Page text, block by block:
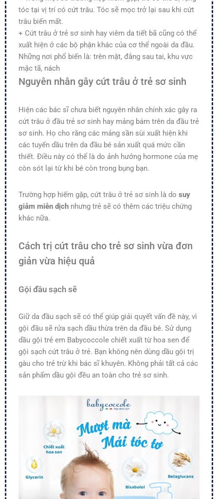
tóc tại vị trí có cứt trâu. Tóc sẽ mọc trở lại sau khi cứt
trâu biến mất.
+ Cứt trâu ở trẻ sơ sinh hay viêm da tiết bã cũng có thể
xuất hiện ở các bộ phận khác của cơ thể ngoài da đầu.
Những nơi phổ biến là: trên mặt, đằng sau tai, khu vực
mặc tã, nách
Nguyên nhân gây cứt trâu ở trẻ sơ sinh
Hiện các bác sĩ chưa biết nguyên nhân chính xác gây ra
cứt trâu ở đầu trẻ sơ sinh hay mảng bám trên da đầu trẻ
sơ sinh. Họ cho rằng các mảng sần sùi xuất hiện khi
các tuyến dầu trên da đầu bé sản xuất quá mức cần
thiết. Điều này có thể là do ảnh hưởng hormone của mẹ
còn sót lại từ khi bé còn trong bụng bạn.
Trường hợp hiếm gặp, cứt trâu ở trẻ sơ sinh là do suy
giảm miễn dịch nhưng trẻ sẽ có thêm các triệu chứng
khác nữa.
Cách trị cứt trâu cho trẻ sơ sinh vừa đơn
giản vừa hiệu quả
Gội đầu sạch sẽ
Giữ da đầu sạch sẽ có thể giúp giải quyết vấn đề này, vì
gội đầu sẽ rửa sạch dầu thừa trên da đầu bé. Sử dụng
dầu gội trẻ em Babycoccole chiết xuất từ hoa sen để
gội sạch cứt trâu ở trẻ. Bạn không nên dùng dầu gội trị
gàu cho trẻ trừ khi bác sĩ khuyên. Không phải tất cả các
sản phẩm dầu gội đều an toàn cho trẻ sơ sinh.